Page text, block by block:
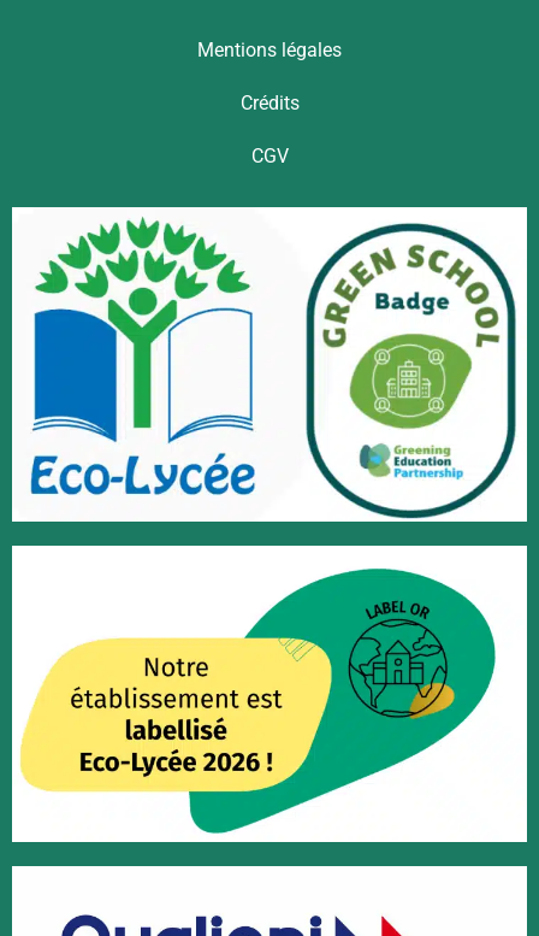
Mentions légales
Crédits
CGV